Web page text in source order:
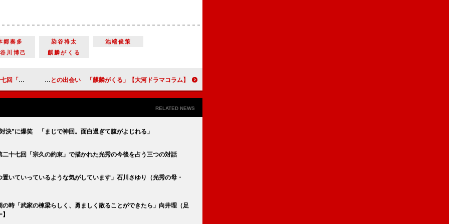
郷奏多 染谷将太
池端俊策
川博己
麒麟がくる
三つの対話 【大河ドラマコラム】「麒麟がくる」 第二十九回「摂津晴門の計略」光秀の運命を左右する近衛前久との出会い
RELATED NEWS
決”に爆笑 「まじで神回。面白過ぎて腹がよじれる」
十七回「宗久の約束」で描かれた光秀の今後を占う三つの対話
いていっているような気がしています」石川さゆり（光秀の母・
時「武家の棟梁らしく、勇ましく散ることができたら」向井理（足